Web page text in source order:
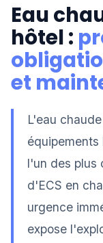
Eau
hôtel :
et
L'eau
l'un des plus
d'ECS en
urgence
expose